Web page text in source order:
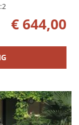
€ 644,00